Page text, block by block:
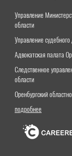
Управление
области
Управление
Адвокатская палата
Следственное
области
Оренбургский
подробнее